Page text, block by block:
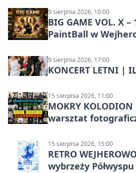
9 sierpnia 2026, 10:00
BIG GAME VOL. X
PaintBall w
9 sierpnia 2026, 17:00
KONCERT LETNI |
15 sierpnia 2026, 11:00
MOKRY KOLODION
warsztat
15 sierpnia 2026, 15:00
RETRO
wybrzeży